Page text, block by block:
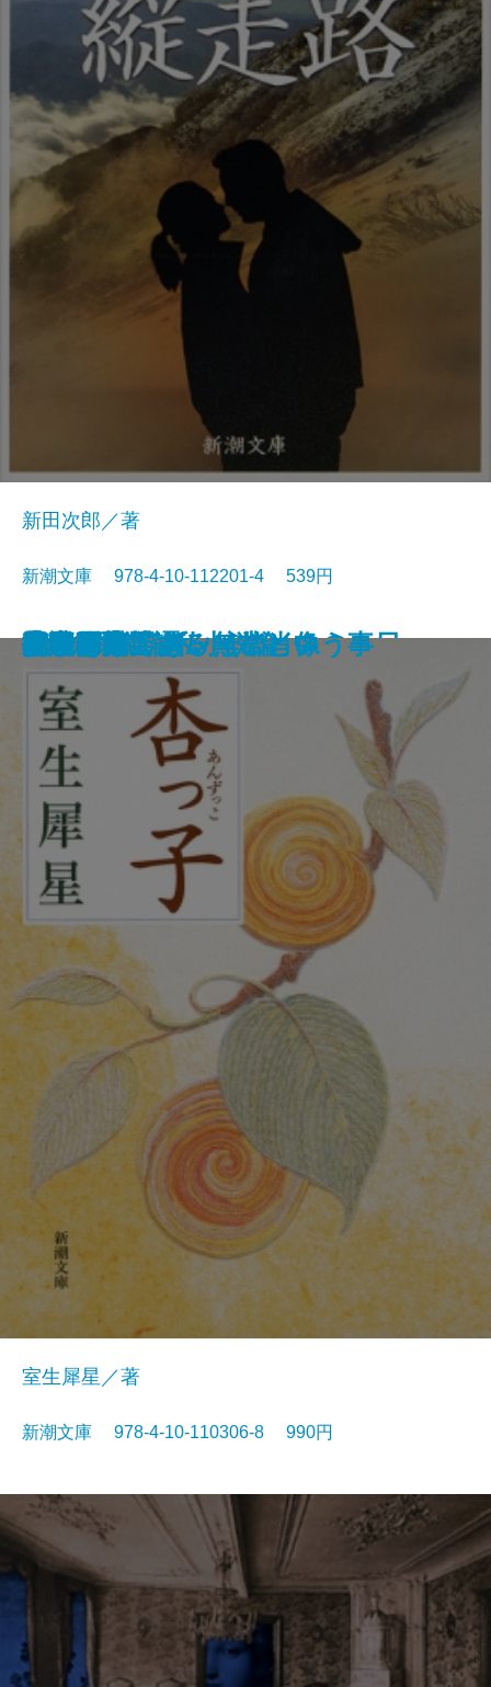
沈める滝
氷壁
総会屋錦城
夜と霧の隅で
虹いくたび
われらの時代
赤い影法師
イワン・デニーソヴィチの一日
リルケ詩集
縦走路
新田次郎／著
新潮文庫 978-4-10-112201-4 539円
杏っ子
室生犀星／著
新潮文庫 978-4-10-110306-8 990円
ドリアン・グレイの肖像
Xへの手紙・私小説論
挽歌
吾輩は猫である
作家の顔
花のれん
小説日本芸譚
モオツァルト・無常という事
女であること